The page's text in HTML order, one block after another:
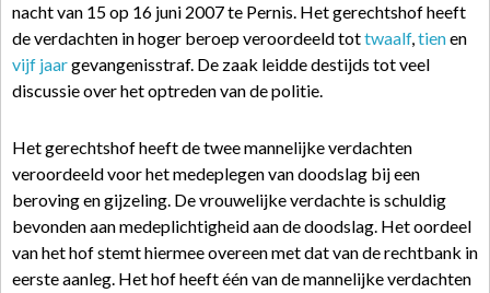
nacht van 15 op 16 juni 2007 te Pernis. Het gerechtshof heeft
de verdachten in hoger beroep veroordeeld tottwaalf,tienen
vijf jaargevangenisstraf. De zaak leidde destijds tot veel
discussie over het optreden van de politie.
Het gerechtshof heeft de twee mannelijke verdachten
veroordeeld voor het medeplegen van doodslag bij een
beroving en gijzeling. De vrouwelijke verdachte is schuldig
bevonden aan medeplichtigheid aan de doodslag. Het oordeel
van het hof stemt hiermee overeen met dat van de rechtbank in
eerste aanleg. Het hof heeft één van de mannelijke verdachten